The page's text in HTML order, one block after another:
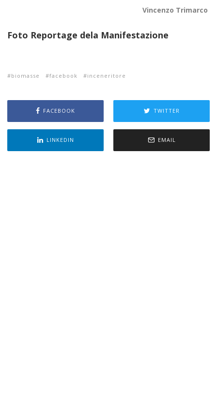
Vincenzo Trimarco
Foto Reportage dela Manifestazione
biomasse facebook inceneritore
FACEBOOK TWITTER
LINKEDIN EMAIL